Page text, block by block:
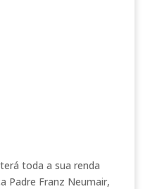
toda a sua renda
Padre Franz Neumair,